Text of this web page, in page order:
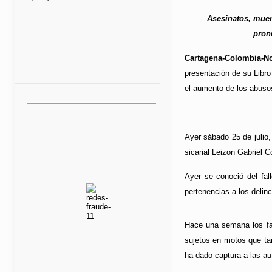
Asesinatos,
Cartagena-Colombia-
presentación de su
el aumento de los
Ayer sábado 25 de
sicarial Leizon Gabriel
Ayer se conoció del
pertenencias a los
Hace una semana los
sujetos en motos que
ha dado captura a las